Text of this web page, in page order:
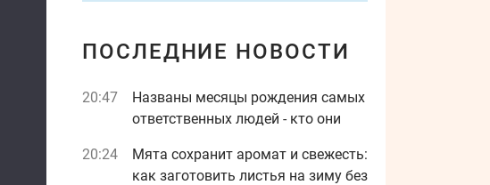
ПОСЛЕДНИЕ НОВОСТИ
20:47
Названы месяцы рождения самых
ответственных людей - кто они
20:24
Мята сохранит аромат и свежесть:
как заготовить листья на зиму без